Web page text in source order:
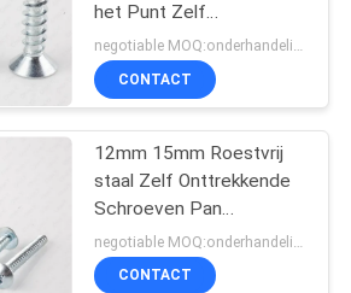
het Punt Zelf
Onttrekkend Blad Dwars
In een nis gezet
Verzonken Hoofd
CONTACT
12mm 15mm Roestvrij
staal Zelf Onttrekkende
Schroeven Pan
Hoofdtorx voor
Aluminium
CONTACT